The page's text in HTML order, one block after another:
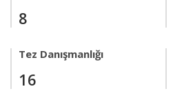
8
Tez Danışmanlığı
16